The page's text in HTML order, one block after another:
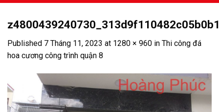
Published 7 Tháng 11, 2023 at 1280 × 960 in Thi công đá
hoa cương công trình quận 8